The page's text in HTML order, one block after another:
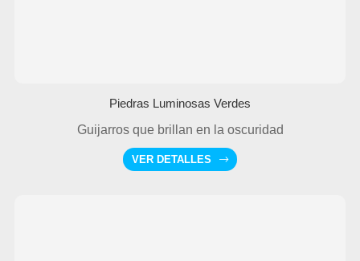
Piedras Luminosas Verdes
Guijarros que brillan en la oscuridad
VER DETALLES